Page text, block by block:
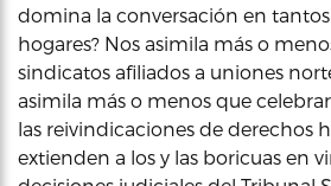
domina la conversación en
hogares? Nos asimila más o
sindicatos afiliados a uniones
asimila más o menos que
las reivindicaciones de derechos
extienden a los y las boricuas en